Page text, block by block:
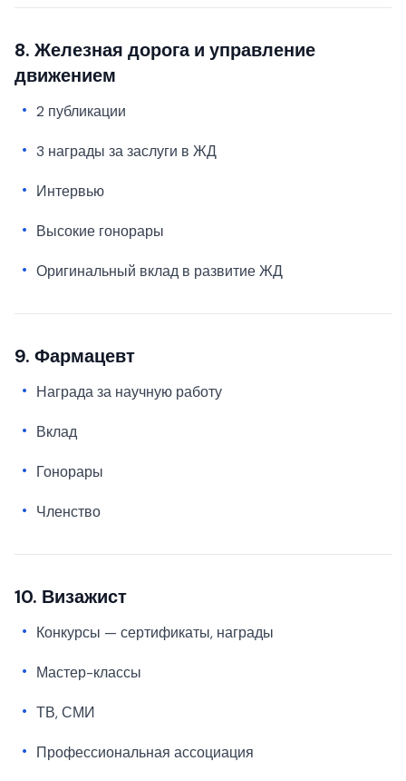
8. Железная дорога и управление
движением
2 публикации
3 награды за заслуги в ЖД
Интервью
Высокие гонорары
Оригинальный вклад в развитие ЖД
9. Фармацевт
Награда за научную работу
Вклад
Гонорары
Членство
10. Визажист
Конкурсы — сертификаты, награды
Мастер-классы
ТВ, СМИ
Профессиональная ассоциация